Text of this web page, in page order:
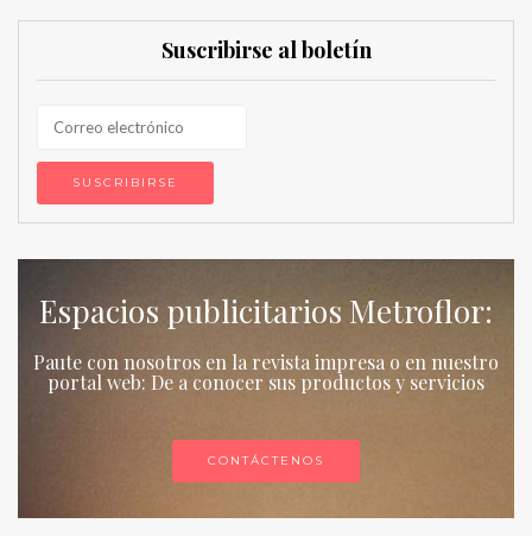
Suscribirse al boletín
Espacios publicitarios Metroflor:
Paute con nosotros en la revista impresa o en nuestro
portal web: De a conocer sus productos y servicios
CONTÁCTENOS